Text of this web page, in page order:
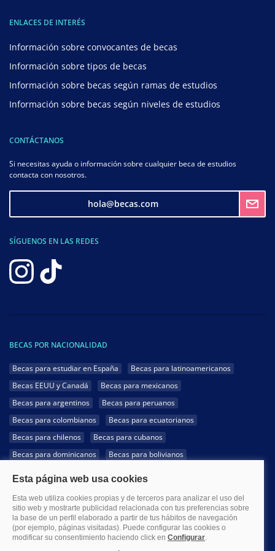
ENLACES DE INTERÉS
Información sobre convocantes de becas
Información sobre tipos de becas
Información sobre becas según ramas de estudios
Información sobre becas según niveles de estudios
CONTÁCTANOS
Si necesitas ayuda o información sobre cualquier beca de estudios
contacta con nosotros.
hola@becas.com
SÍGUENOS EN LAS REDES
BECAS POR NACIONALIDAD
Becas para estudiar en España
Becas para latinoamericanos
Becas EEUU y Canadá
Becas para mexicanos
Becas para argentinos
Becas para peruanos
Becas para colombianos
Becas para ecuatorianos
Becas para chilenos
Becas para cubanos
Becas para dominicanos
Becas para bolivianos
Becas para hondureños
Becas para paraguayos
Becas para uruguayos
Becas para salvadoreños